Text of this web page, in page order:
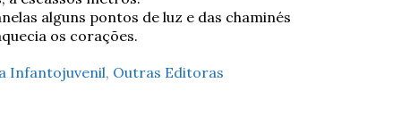
alguns pontos de luz e das chaminés
os corações.
Infantojuvenil, Outras Editoras